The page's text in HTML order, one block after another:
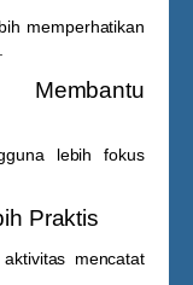
memperhatikan
lebih fokus
Praktis
mencatat